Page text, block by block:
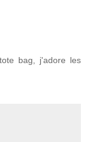
bag, j'adore les